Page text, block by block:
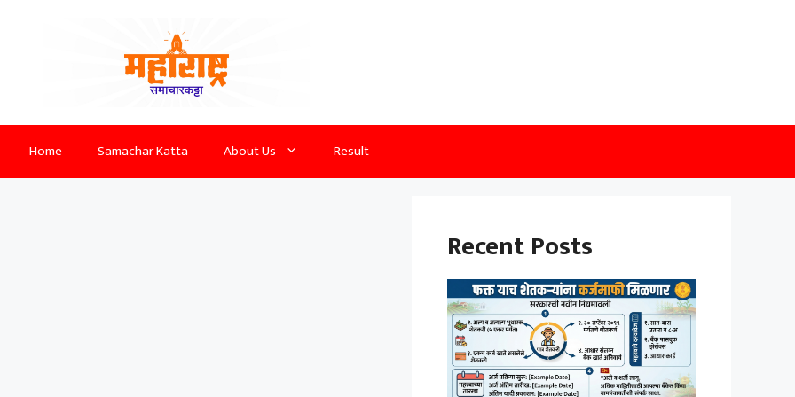
Home Samachar Katta About Us Result
Recent Posts